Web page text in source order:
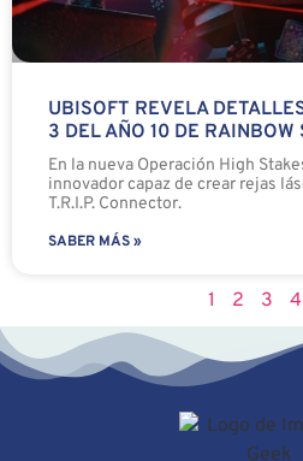
UBISOFT REVELA
3 DEL AÑO 10 DE RAINBOW
En la nueva Operación High
innovador capaz de crear rejas
T.R.I.P. Connector.
SABER MÁS »
1 2 3 4